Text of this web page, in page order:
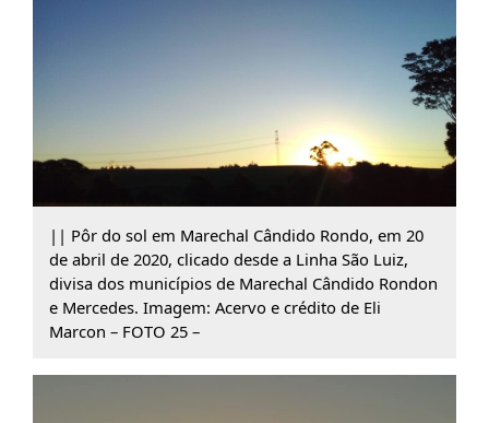
|| Pôr do sol em Marechal Cândido Rondo, em 20
de abril de 2020, clicado desde a Linha São Luiz,
divisa dos municípios de Marechal Cândido Rondon
e Mercedes. Imagem: Acervo e crédito de Eli
Marcon – FOTO 25 –